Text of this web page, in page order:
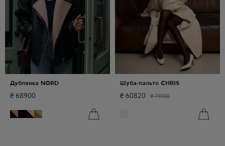
Дублянка NORD
₴ 68900
Шуба-пальто CHRIS
₴ 60820 ₴ 71550